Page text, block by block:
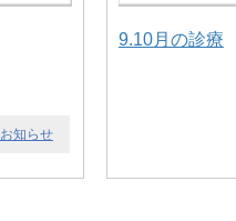
お知らせ
9.10月の診療